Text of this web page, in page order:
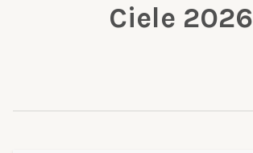
Ciele 2026